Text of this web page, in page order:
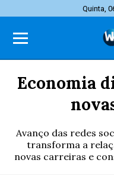
Quinta,
Economia
Avanço das redes
transforma a
novas carreiras e